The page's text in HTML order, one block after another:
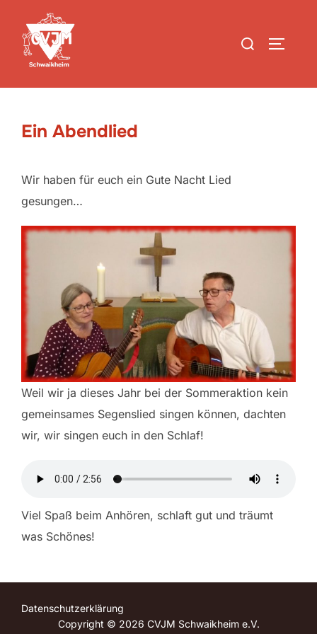
Inhalt
springen
Suchen
Ein Abendlied
Wir haben für euch ein Gute Nacht Lied
gesungen…
Weil wir ja dieses Jahr bei der Sommeraktion kein
gemeinsames Segenslied singen können, dachten
wir, wir singen euch in den Schlaf!
Viel Spaß beim Anhören, schlaft gut und träumt
was Schönes!
Datenschutzerklärung
Copyright © 2026 CVJM Schwaikheim e.V.